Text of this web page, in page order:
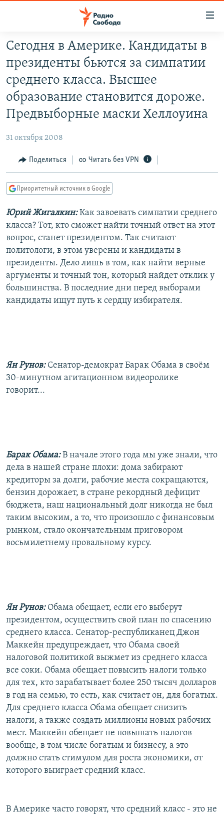
упрощенного
доступа
основному
содержанию
Вернутся
навигации
Вернутся
ПРОГРАММЫ
ПОДКАСТЫ
АВТОРСКИЕ ПРОЕКТЫ
ЦИТАТЫ СВОБОДЫ
КУЛЬТУРА
IDEL.РЕАЛИИ
КАВКАЗ.РЕАЛИИ
СЕВЕР.РЕАЛИИ
СИБИРЬ.РЕАЛИИ
РАСПИСАНИЕ ВЕЩАНИЯ
ПОДПИШИТЕСЬ НА РАССЫЛКУ
СОЦИАЛЬНЫЕ СЕТИ
Сегодня в Америке. Кандидаты в
президенты бьются за симпатии
среднего класса. Высшее
образование становится дороже.
Предвыборные маски Хеллоуина
31 октября 2008
Поделиться Читать без VPN
Приоритетный источник в Google
Юрий Жигалкин:Как завоевать симпатии среднего
класса? Тот, кто сможет найти точный ответ на этот
вопрос, станет президентом. Так считают
политологи, в этом уверены и кандидаты в
президенты. Дело лишь в том, как найти верные
аргументы и точный тон, который найдет отклик у
большинства. В последние дни перед выборами
кандидаты ищут путь к сердцу избирателя.
Ян Рунов: Сенатор-демократ Барак Обама в своём
30-минутном агитационном видеоролике
говорит...
Барак Обама:В начале этого года мы уже знали, что
дела в нашей стране плохи: дома забирают
кредиторы за долги, рабочие места сокращаются,
бензин дорожает, в стране рекордный дефицит
бюджета, наш национальный долг никогда не был
таким высоким, а то, что произошло с финансовым
рынком, стало окончательным приговором
восьмилетнему провальному курсу.
Ян Рунов: Обама обещает, если его выберут
президентом, осуществить свой план по спасению
среднего класса. Сенатор-республиканец Джон
Маккейн предупреждает, что Обама своей
налоговой политикой выжмет из среднего класса
все соки. Обама обещает повысить налоги только
для тех, кто зарабатывает более 250 тысяч долларов
в год на семью, то есть, как считает он, для богатых.
Для среднего класса Обама обещает снизить
налоги, а также создать миллионы новых рабочих
мест. Маккейн обещает не повышать налогов
вообще, в том числе богатым и бизнесу, а это
должно стать стимулом для роста экономики, от
которого выиграет средний класс.
В Америке часто говорят, что средний класс - это не